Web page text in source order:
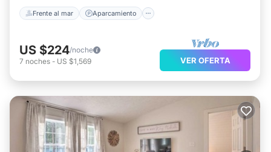
Frente al mar Aparcamiento
US $224/noche
7 noches - US $1,569 VER OFERTA